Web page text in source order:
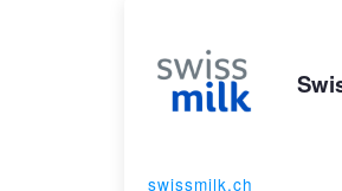
swissmilk.ch